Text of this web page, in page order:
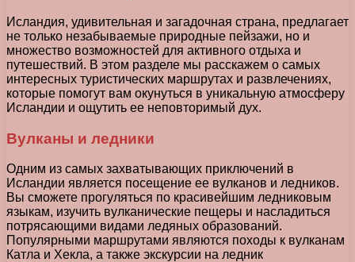
Исландия, удивительная и загадочная страна, предлагает
не только незабываемые природные пейзажи, но и
множество возможностей для активного отдыха и
путешествий. В этом разделе мы расскажем о самых
интересных туристических маршрутах и развлечениях,
которые помогут вам окунуться в уникальную атмосферу
Исландии и ощутить ее неповторимый дух.
Вулканы и ледники
Одним из самых захватывающих приключений в
Исландии является посещение ее вулканов и ледников.
Вы сможете прогуляться по красивейшим ледниковым
языкам, изучить вулканические пещеры и насладиться
потрясающими видами ледяных образований.
Популярными маршрутами являются походы к вулканам
Катла и Хекла, а также экскурсии на ледник